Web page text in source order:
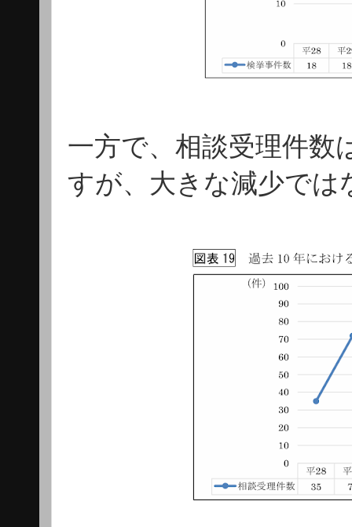
一方で、相談受理件数
すが、大きな減少で